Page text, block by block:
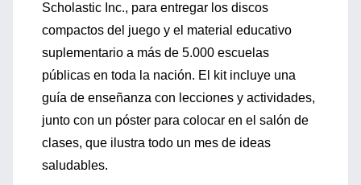
Scholastic Inc., para entregar los discos
compactos del juego y el material educativo
suplementario a más de 5.000 escuelas
públicas en toda la nación. El kit incluye una
guía de enseñanza con lecciones y actividades,
junto con un póster para colocar en el salón de
clases, que ilustra todo un mes de ideas
saludables.